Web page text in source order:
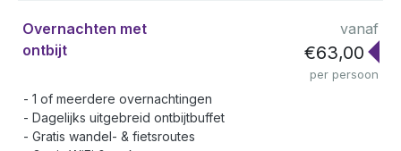
Overnachten met
ontbijt
vanaf
€63,00
per persoon
1 of meerdere overnachtingen
Dagelijks uitgebreid ontbijtbuffet
Gratis wandel- & fietsroutes